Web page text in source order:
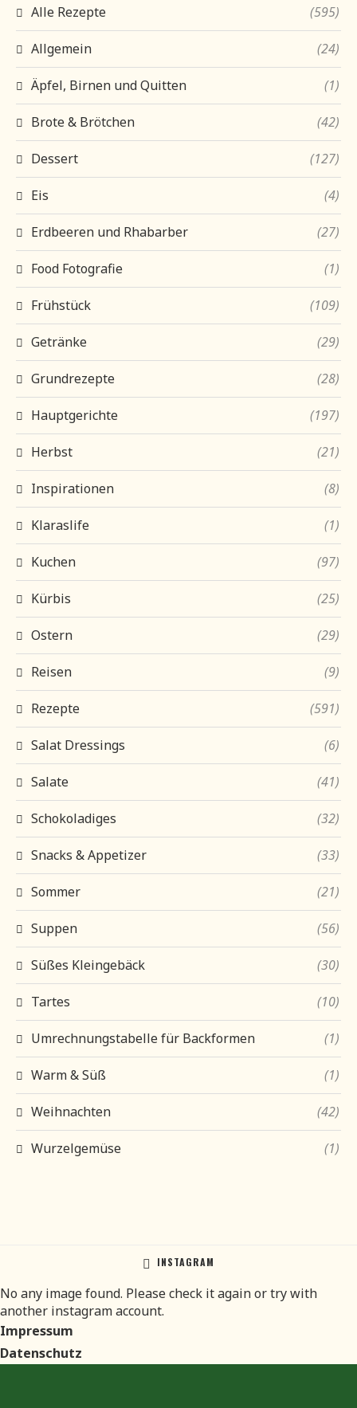
Alle Rezepte (595)
Allgemein (24)
Äpfel, Birnen und Quitten (1)
Brote & Brötchen (42)
Dessert (127)
Eis (4)
Erdbeeren und Rhabarber (27)
Food Fotografie (1)
Frühstück (109)
Getränke (29)
Grundrezepte (28)
Hauptgerichte (197)
Herbst (21)
Inspirationen (8)
Klaraslife (1)
Kuchen (97)
Kürbis (25)
Ostern (29)
Reisen (9)
Rezepte (591)
Salat Dressings (6)
Salate (41)
Schokoladiges (32)
Snacks & Appetizer (33)
Sommer (21)
Suppen (56)
Süßes Kleingebäck (30)
Tartes (10)
Umrechnungstabelle für Backformen (1)
Warm & Süß (1)
Weihnachten (42)
Wurzelgemüse (1)
INSTAGRAM
No any image found. Please check it again or try with
another instagram account.
Impressum
Datenschutz